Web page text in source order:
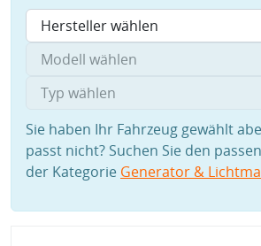
Sie haben Ihr Fahrzeug gewählt
passt nicht? Suchen Sie den
der Kategorie Generator &